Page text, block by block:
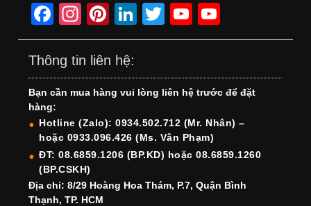
F
a
c
e
b
o
o
k
In
st
a
gr
a
m
Pi
nt
er
e
st
Li
n
e
dI
n
T
wi
er
Y
o
T
u
b
e
o
T
u
b
e
h
Thông tin liên hệ:
Bạn cần mua hàng vui lòng liên hệ trước để đặt
hàng:
Hotline (Zalo): 0934.502.712 (Mr. Nhân) –
hoặc 0933.096.426 (Ms. Vân Phạm)
ĐT: 08.6859.1206 (BP.KD) hoặc 08.6859.1260
(BP.CSKH)
Địa chỉ: 8/29 Hoàng Hoa Thám, P.7, Quận Bình
Thạnh, TP. HCM